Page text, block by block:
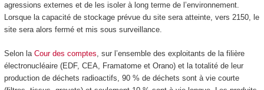
agressions externes et de les isoler à long terme de l’environnement.
Lorsque la capacité de stockage prévue du site sera atteinte, vers 2150, le
site sera alors fermé et mis sous surveillance.
Selon la Cour des comptes , sur l’ensemble des exploitants de la filière
électronucléaire (EDF, CEA, Framatome et Orano) et la totalité de leur
production de déchets radioactifs, 90 % de déchets sont à vie courte